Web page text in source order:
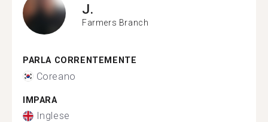
J.
Farmers Branch
PARLA CORRENTEMENTE
Coreano
IMPARA
Inglese